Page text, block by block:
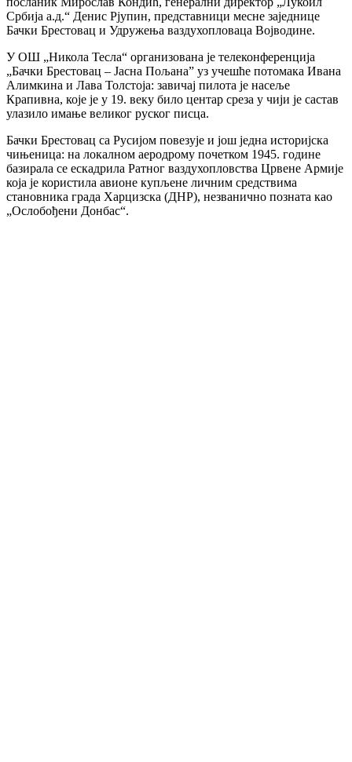
Србија а.д.“ Денис Рjупин, представници месне заједнице
Бачки Брестовац и Удружења ваздухопловаца Војводине.
У ОШ „Никола Тесла“ организована је телеконференција
„Бачки Брестовац – Јасна Пољана” уз учешће потомака Ивана
Алимкина и Лава Толстоја: завичај пилота је насеље
Крапивна, које је у 19. веку било центар среза у чији је састав
улазило имање великог руског писца.
Бачки Брестовац са Русијом повезује и још једна историјска
чињеница: на локалном аеродрому почетком 1945. године
базирала се ескадрила Ратног ваздухопловства Црвене Армије
која је користила авионе купљене личним средствима
становника града Харцизска (ДНР), незванично позната као
„Ослобођени Донбас“.